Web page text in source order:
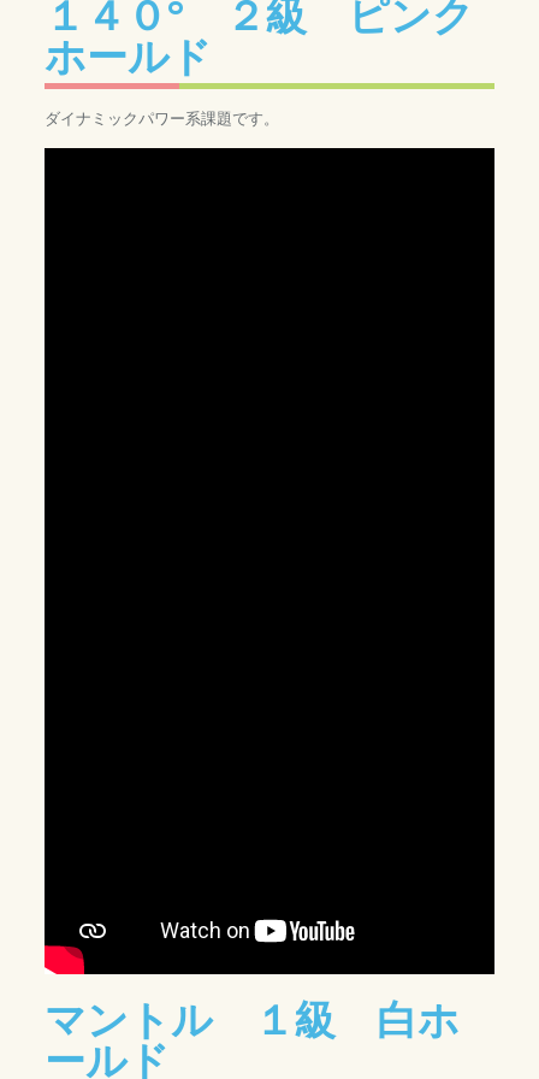
１４０° ２級 ピンク
ホールド
ダイナミックパワー系課題です。
マントル １級 白ホ
ールド